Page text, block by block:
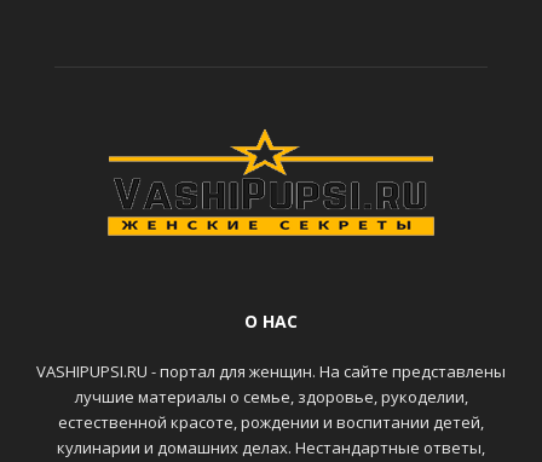
О НАС
VASHIPUPSI.RU - портал для женщин. На сайте представлены
лучшие материалы о семье, здоровье, рукоделии,
естественной красоте, рождении и воспитании детей,
кулинарии и домашних делах. Нестандартные ответы,